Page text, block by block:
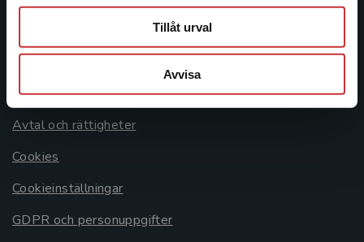
Tillåt urval
Avvisa
Systemkrav
Allmänna länkar
Om oss
Avtal och rättigheter
Cookies
Cookieinställningar
GDPR och personuppgifter